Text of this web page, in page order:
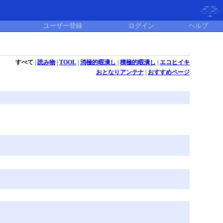
ユーザー登録 ログイン ヘルプ
すべて 読み物| TOOL| 消極的暇潰し 積極的暇潰し
エコヒイキ
おとなりアンテナ| おすすめページ